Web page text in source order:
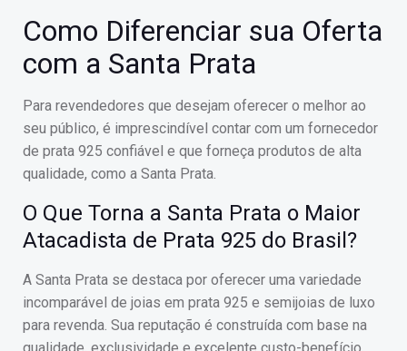
Como Diferenciar sua Oferta
com a Santa Prata
Para revendedores que desejam oferecer o melhor ao
seu público, é imprescindível contar com um fornecedor
de prata 925 confiável e que forneça produtos de alta
qualidade, como a Santa Prata.
O Que Torna a Santa Prata o Maior
Atacadista de Prata 925 do Brasil?
A Santa Prata se destaca por oferecer uma variedade
incomparável de joias em prata 925 e semijoias de luxo
para revenda. Sua reputação é construída com base na